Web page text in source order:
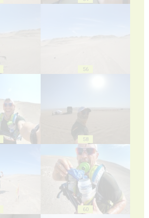
56
58
60